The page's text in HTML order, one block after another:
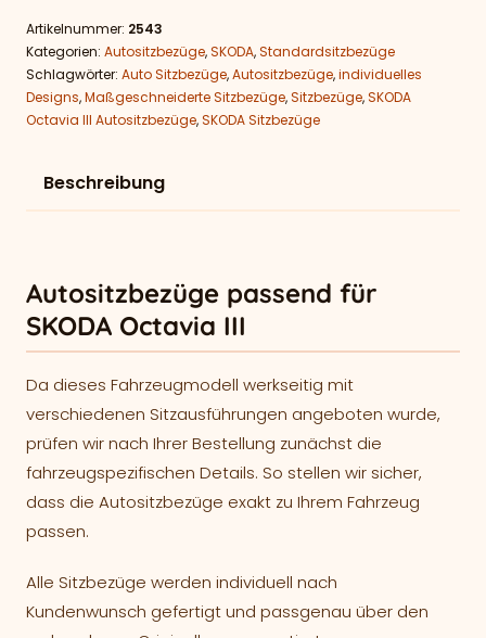
Artikelnummer: 2543
Kategorien: Autositzbezüge,SKODA,Standardsitzbezüge
Schlagwörter: Auto Sitzbezüge,Autositzbezüge,individuelles
Designs,Maßgeschneiderte Sitzbezüge,Sitzbezüge,SKODA
Octavia III Autositzbezüge,SKODA Sitzbezüge
Beschreibung
Autositzbezüge passend für
SKODA Octavia III
Da dieses Fahrzeugmodell werkseitig mit
verschiedenen Sitzausführungen angeboten wurde,
prüfen wir nach Ihrer Bestellung zunächst die
fahrzeugspezifischen Details. So stellen wir sicher,
dass die Autositzbezüge exakt zu Ihrem Fahrzeug
passen.
Alle Sitzbezüge werden individuell nach
Kundenwunsch gefertigt und passgenau über den